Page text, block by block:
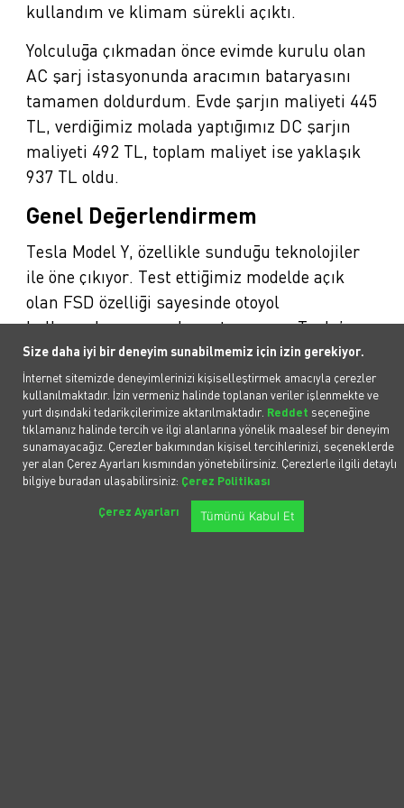
kullandım ve klimam sürekli açıktı.
Yolculuğa çıkmadan önce evimde kurulu olan
AC şarj istasyonunda aracımın bataryasını
tamamen doldurdum. Evde şarjın maliyeti 445
TL, verdiğimiz molada yaptığımız DC şarjın
maliyeti 492 TL, toplam maliyet ise yaklaşık
937 TL oldu.
Genel Değerlendirmem
Tesla Model Y, özellikle sunduğu teknolojiler
ile öne çıkıyor. Test ettiğimiz modelde açık
olan FSD özelliği sayesinde otoyol
kullanımlarını neredeyse tamamen Tesla’ya
devrettik.
Model Y, makyaj öncesi modele göre
donanımsal olarak biraz daha sadeleşse de
sürücüsüne istediği bütün kullanım
kolaylıklarını yine de sunabiliyor. Yeterli yol
tutuşu ve verimli enerji tüketimi ise uzun
yolculuklarda en büyük yardımcınız oluyor.
Size daha iyi bir deneyim sunabilmemiz için izin gerekiyor.
İnternet sitemizde deneyimlerinizi kişiselleştirmek amacıyla çerezler
kullanılmaktadır. İzin vermeniz halinde toplanan veriler işlenmekte ve
yurt dışındaki tedarikçilerimize aktarılmaktadır. Reddet seçeneğine
tıklamanız halinde tercih ve ilgi alanlarına yönelik maalesef bir deneyim
sunamayacağız. Çerezler bakımından kişisel tercihlerinizi, seçeneklerde
yer alan Çerez Ayarları kısmından yönetebilirsiniz. Çerezlerle ilgili detaylı
bilgiye buradan ulaşabilirsiniz: Çerez Politikası
Çerez Ayarları Tümünü Kabul Et